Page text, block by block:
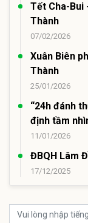
Tết Cha-Bui
Thành
07/02/2026
Xuân Biên
Thành
25/01/2026
“24h đánh
định tầm
11/01/2026
ĐBQH Lâm
17/12/2025